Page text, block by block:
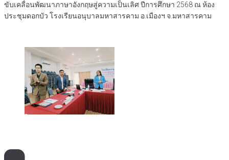
ขับเคลื่อนพัฒนาภาษาอังกฤษสู่ความเป็นเลิศ ปีการศึกษา 2568 ณ ห้อง
ประชุมดอกบัว โรงเรียนอนุบาลมหาสารคาม อ.เมืองฯ จ.มหาสารคาม